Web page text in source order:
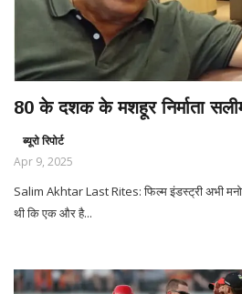
80 के दशक के मशहूर निर्माता
ब्यूरो रिपोर्ट
Apr 9, 2025
Salim Akhtar Last Rites: फिल्म इंडस्ट्री अभी
थी कि एक और है...